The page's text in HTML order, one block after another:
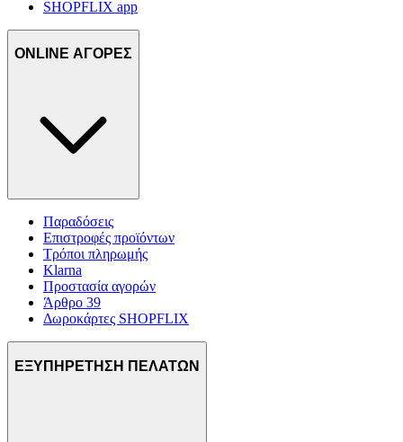
SHOPFLIX app
ONLINE ΑΓΟΡΕΣ
Παραδόσεις
Επιστροφές προϊόντων
Τρόποι πληρωμής
Klarna
Προστασία αγορών
Άρθρο 39
Δωροκάρτες SHOPFLIX
ΕΞΥΠΗΡΕΤΗΣΗ ΠΕΛΑΤΩΝ